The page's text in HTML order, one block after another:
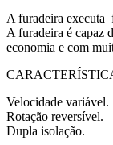
A furadeira executa
A furadeira é capaz
economia e com
Velocidade variável.
Rotação reversível.
Dupla isolação.